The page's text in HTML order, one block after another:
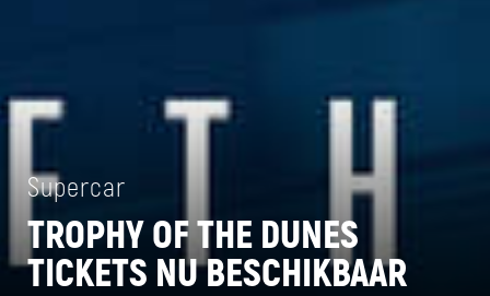
Supercar
TROPHY OF THE DUNES
TICKETS NU BESCHIKBAAR